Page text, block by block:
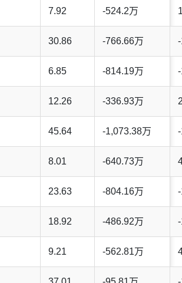
7.92 -524.2万
30.86 -766.66万
6.85 -814.19万
12.26 -336.93万
45.64 -1,073.38万
8.01 -640.73万
23.63 -804.16万
18.92 -486.92万
9.21 -562.81万